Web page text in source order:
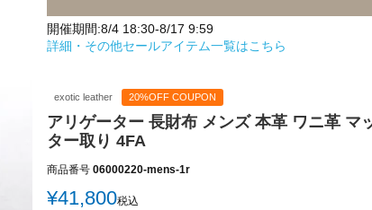
開催期間:8/4 18:30-8/17 9:59
詳細・その他セールアイテム一覧はこちら
exotic leather 20%OFF COUPON
アリゲーター 長財布 メンズ 本革 ワニ革 マ
ター取り 4FA
商品番号 06000220-mens-1r
¥41,800税込